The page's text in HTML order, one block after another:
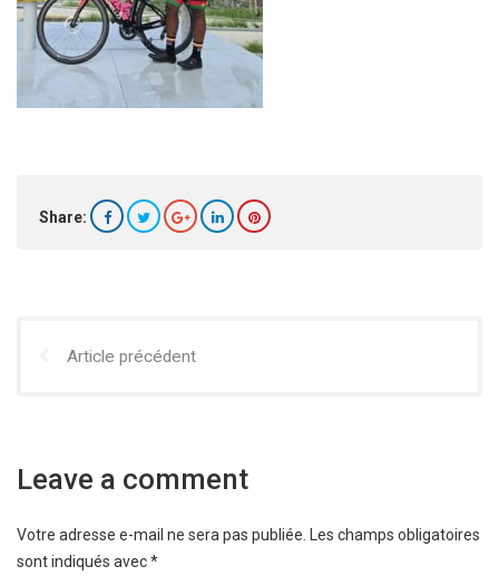
Share:
Article précédent
Leave a comment
Votre adresse e-mail ne sera pas publiée.
Les champs obligatoires
sont indiqués avec*